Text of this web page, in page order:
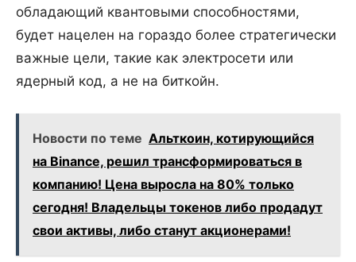
обладающий квантовыми способностями,
будет нацелен на гораздо более стратегически
важные цели, такие как электросети или
ядерный код, а не на биткойн.
Новости по теме Альткоин, котирующийся
на Binance, решил трансформироваться в
компанию! Цена выросла на 80% только
сегодня! Владельцы токенов либо продадут
свои активы, либо станут акционерами!